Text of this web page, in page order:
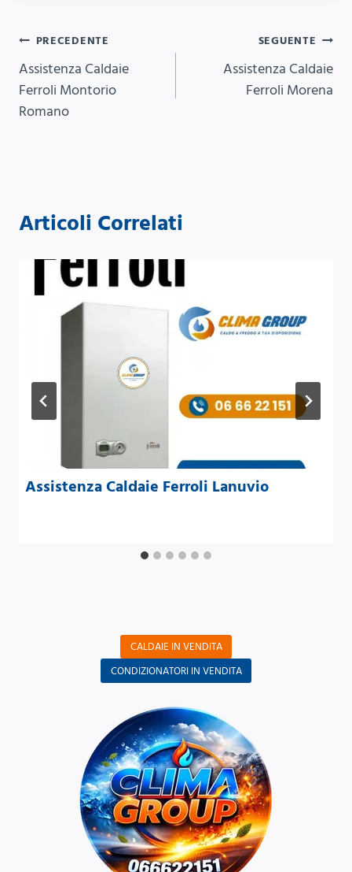
Navigazione
articoli
PRECEDENTE
Assistenza Caldaie
Ferroli Montorio
Romano
SEGUENTE
Assistenza Caldaie
Ferroli Morena
Articoli Correlati
Assistenza Caldaie Ferroli Lanuvio
CALDAIE IN VENDITA
CONDIZIONATORI IN VENDITA